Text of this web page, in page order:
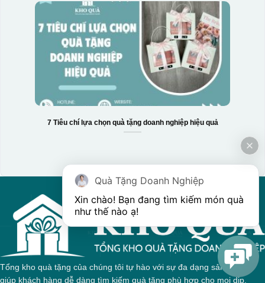
7 Tiêu chí lựa chọn quà tặng doanh nghiệp hiệu quả
Tổng kho quà tặng của chúng tôi tự hào với sự đa dạng sản phẩm,
giúp khách hàng dễ dàng tìm kiếm quà tặng phù hợp cho mọi dịp.
Quà Tặng Doanh Nghiệp
Xin chào! Bạn đang tìm kiếm món quà
như thế nào ạ!